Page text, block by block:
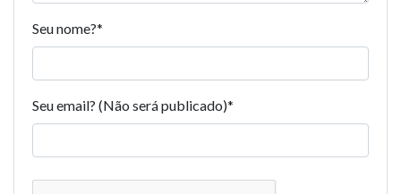
Seu nome?*
Seu email? (Não será publicado)*